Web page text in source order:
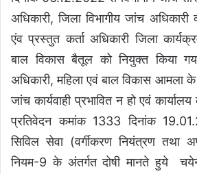
अधिकारी, जिला विभागीय जांच
एंव प्रस्तुत कर्ता अधिकारी जिला
बाल विकास बैतूल को नियुक्त किया
अधिकारी, महिला एवं बाल विकास आमला के
जांच कार्यवाही प्रभावित न हो एवं
प्रतिवेदन कमांक 1333 दिनांक
सिविल सेवा (वर्गीकरण नियंत्रण तथा
नियम-9 के अंतर्गत दोषी मानते हुये